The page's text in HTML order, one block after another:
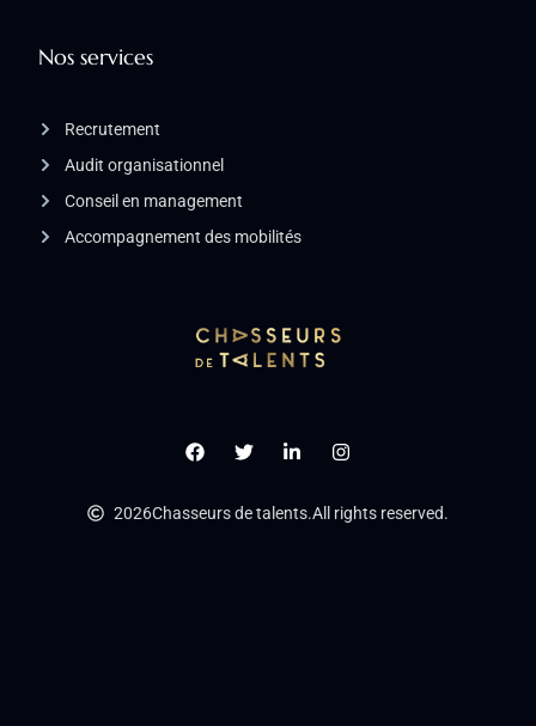
2026Chasseurs de talents.All rights reserved.
Nos services
Recrutement
Audit organisationnel
Conseil en management
Accompagnement des mobilités